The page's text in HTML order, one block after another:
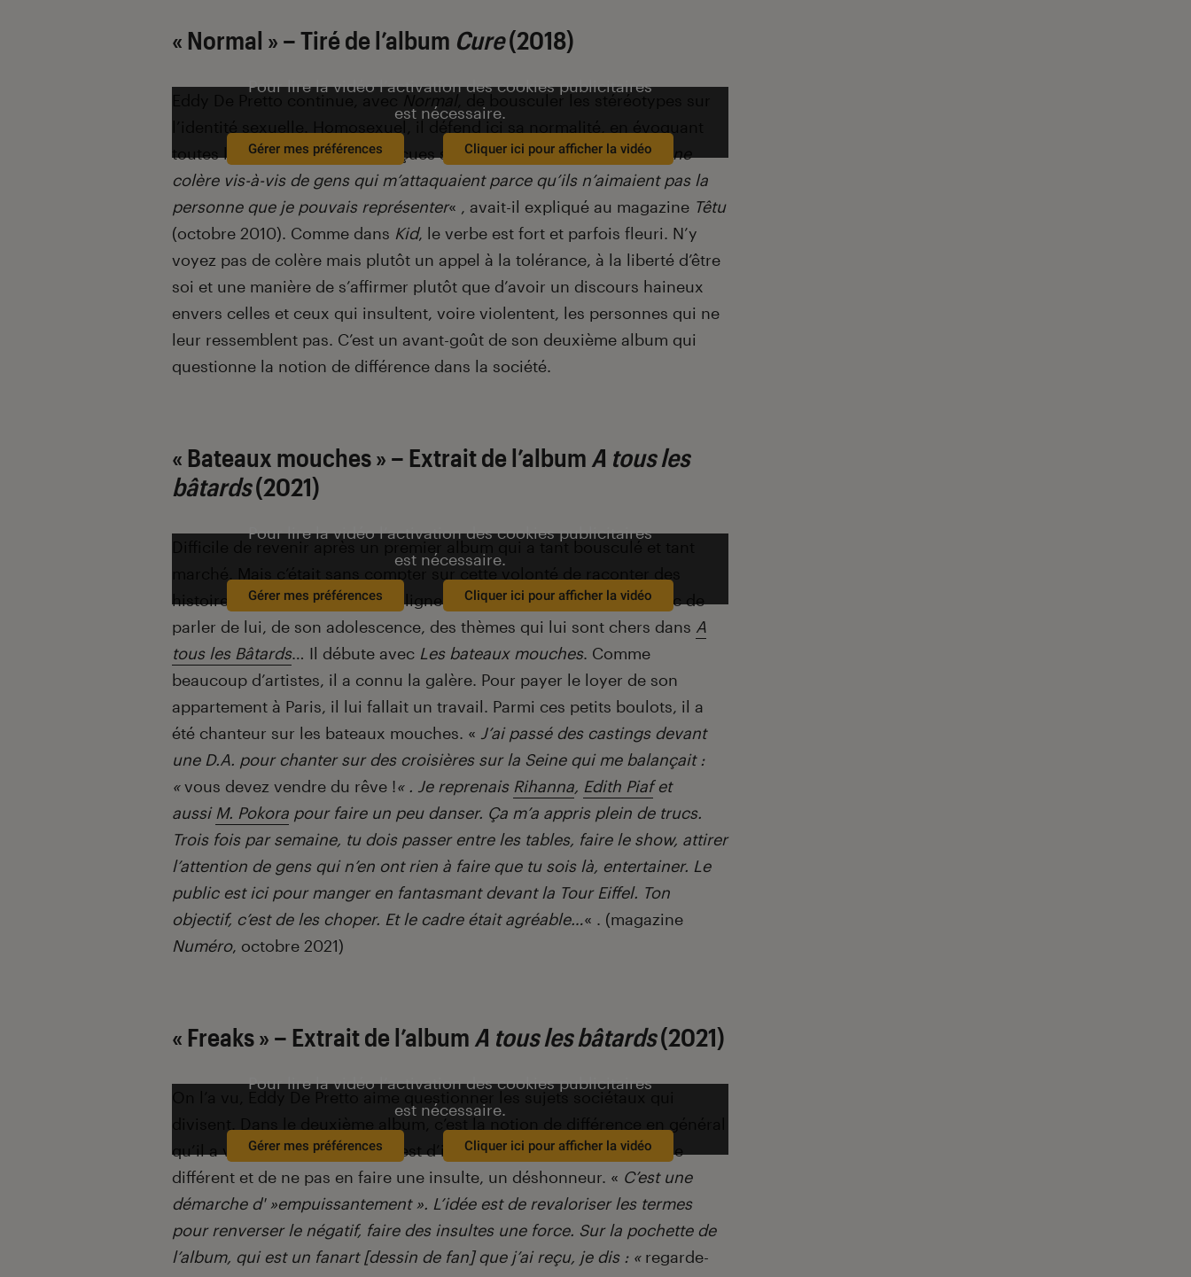
« Normal » –Tiré de l’album Cure(2018)
Pour lire la vidéo l’activation des cookies publicitaires
est nécessaire.
Gérer mes préférences Cliquer ici pour afficher la vidéo
, de bousculer les stéréotypes sur
toutes les peurs et les idées reçues sur l’homosexualité. «J’avais une
colère vis-à-vis de gens qui m’attaquaient parce qu’ils n’aimaient pas la
personne que je pouvais représenter« , avait-il expliqué au magazine Têtu
(octobre 2010). Comme dans Kid, le verbe est fort et parfois fleuri. N’y
voyez pas de colère mais plutôt un appel à la tolérance, à la liberté d’être
soi et une manière de s’affirmer plutôt que d’avoir un discours haineux
envers celles et ceux qui insultent, voire violentent, les personnes qui ne
leur ressemblent pas. C’est un avant-goût de son deuxième album qui
questionne la notion de différence dans la société.
« Bateaux mouches » – Extrait de l’album A tous les
bâtards(2021)
Pour lire la vidéo l’activation des cookies publicitaires
est nécessaire.
Gérer mes préférences Cliquer ici pour afficher la vidéo
Difficile de revenir après un premier album qui a tant bousculé et tant
histoires et de faire bouger les lignes. Eddy de Pretto continue donc de
parler de lui, de son adolescence, des thèmes qui lui sont chers dans A
tous les Bâtards… Il débute avec Les bateaux mouches. Comme
beaucoup d’artistes, il a connu la galère. Pour payer le loyer de son
appartement à Paris, il lui fallait un travail. Parmi ces petits boulots, il a
été chanteur sur les bateaux mouches. « J’ai passé des castings devant
une D.A. pour chanter sur des croisières sur la Seine qui me balançait :
«vous devez vendre du rêve !« . Je reprenais Rihanna, Edith Piafet
aussi M. Pokora pour faire un peu danser. Ça m’a appris plein de trucs.
Trois fois par semaine, tu dois passer entre les tables, faire le show, attirer
l’attention de gens qui n’en ont rien à faire que tu sois là, entertainer. Le
public est ici pour manger en fantasmant devant la Tour Eiffel. Ton
objectif, c’est de les choper. Et le cadre était agréable…« . (magazine
Numéro, octobre 2021)
« Freaks » – Extrait de l’album A tous les bâtards(2021)
Pour lire la vidéo l’activation des cookies publicitaires
est nécessaire.
Gérer mes préférences Cliquer ici pour afficher la vidéo
On l’a vu, Eddy De Pretto aime questionner les sujets sociétaux qui
qu’il a voulu aborder. Son but est d’interroger sur ce que c’est d’être
différent et de ne pas en faire une insulte, un déshonneur. « C’est une
démarche d' »empuissantement ». L’idée est de revaloriser les termes
pour renverser le négatif, faire des insultes une force. Sur la pochette de
l’album, qui est un fanart [dessin de fan] que j’ai reçu, je dis : « regarde-